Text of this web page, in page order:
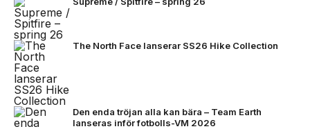
The North Face lanserar SS26 Hike Collection
Den enda tröjan alla kan bära – Team Earth
lanseras inför fotbolls-VM 2026